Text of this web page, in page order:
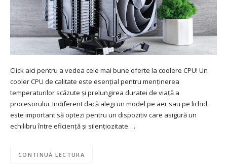
Click aici pentru a vedea cele mai bune oferte la coolere CPU! Un
cooler CPU de calitate este esențial pentru menținerea
temperaturilor scăzute și prelungirea duratei de viață a
procesorului. Indiferent dacă alegi un model pe aer sau pe lichid,
este important să optezi pentru un dispozitiv care asigură un
echilibru între eficiență și silențiozitate….
CONTINUĂ LECTURA